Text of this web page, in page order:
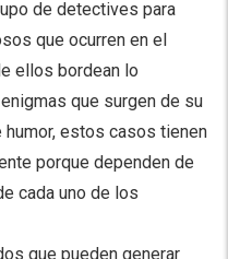
de detectives para
que ocurren en el
ellos bordean lo
que surgen de su
estos casos tienen
porque dependen de
cada uno de los
que pueden generar